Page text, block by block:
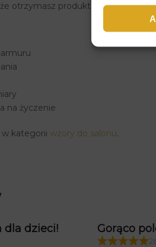
otrzymasz produkt idealnie
na życzenie
kategorii wzory do salonu.
dla dzieci! Gorąco